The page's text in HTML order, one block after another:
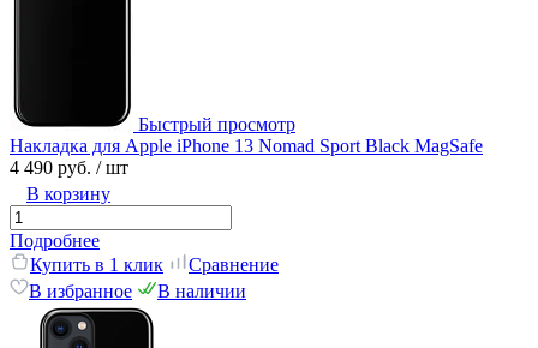
Быстрый просмотр
Накладка для Apple iPhone 13 Nomad Sport Black MagSafe
4 490 руб. / шт
В корзину
Подробнее
Купить в 1 клик
Сравнение
В избранное
В наличии